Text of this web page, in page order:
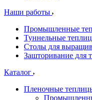
Наши работы
Промышленные
Туннельные
Столы для
Зашторивание для
Каталог
Пленочные